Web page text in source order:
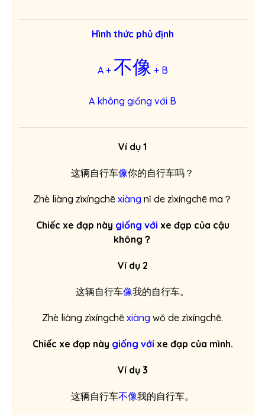
Hình thức phủ định
A + 不像 + B
A không giống với B
Ví dụ 1
这辆自行车像你的自行车吗？
Zhè liàng zìxíngchē xiàng nǐ de zìxíngchē ma？
Chiếc xe đạp này giống với xe đạp của cậu
không？
Ví dụ 2
这辆自行车像我的自行车。
Zhè liàng zìxíngchē xiàng wǒ de zìxíngchē.
Chiếc xe đạp này giống với xe đạp của mình.
Ví dụ 3
这辆自行车不像我的自行车。